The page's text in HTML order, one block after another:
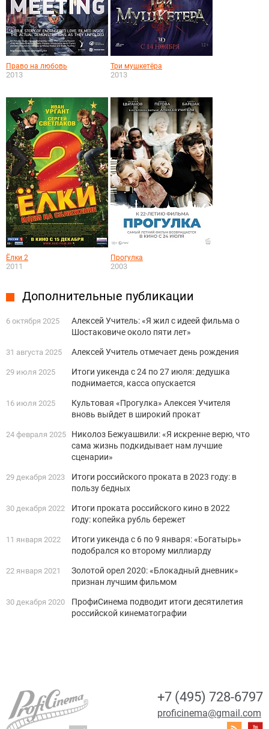
Право на любовь
2013
Три мушкетёра
2013
Ёлки 2
2011
Прогулка
2003
Дополнительные публикации
6 октября 2025
Алексей Учитель: «Я жил с идеей фильма о
Шостаковиче около пяти лет»
31 августа 2025 Алексей Учитель отмечает день рождения
29 июля 2025
Итоги уикенда с 24 по 27 июля: дедушка
поднимается, касса опускается
16 июля 2025
Культовая «Прогулка» Алексея Учителя
вновь выйдет в широкий прокат
24 февраля 2025
Николоз Бежуашвили: «Я искренне верю, что
сама жизнь подкидывает нам лучшие
сценарии»
29 декабря 2023
Итоги российского проката в 2023 году: в
пользу бедных
30 декабря 2022
Итоги проката российского кино в 2022
году: копейка рубль бережет
11 января 2022
Итоги уикенда с 6 по 9 января: «Богатырь»
подобрался ко второму миллиарду
22 января 2021
Золотой орел 2020: «Блокадный дневник»
признан лучшим фильмом
30 декабря 2020
ПрофиСинема подводит итоги десятилетия
российской кинематографии
+7 (495) 728-6797
proficinema@gmail.com